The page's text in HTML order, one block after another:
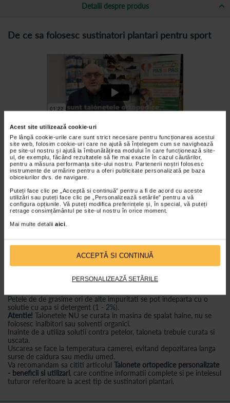
Acest site utilizează cookie-uri
Pe lângă cookie-urile care sunt strict necesare pentru funcționarea acestui
site web, folosim cookie-uri care ne ajută să înțelegem cum se navighează
pe site-ul nostru și ajută la îmbunătățirea modului în care funcționează site-
ul, de exemplu, făcând rezultatele să fie mai exacte în cazul căutărilor,
pentru a măsura performanța site-ului nostru. Partenerii noștri folosesc
instrumente de urmărire pentru a oferi publicitate personalizată pe baza
obiceiurilor dvs. de navigare.
Puteți face clic pe „Acceptă si continuă” pentru a fi de acord cu aceste
utilizări sau puteți face clic pe „Personalizează setările” pentru a vă
configura opțiunile. Vă puteți modifica preferințele și, în special, vă puteți
retrage consimțământul pe site-ul nostru în orice moment.
Mai multe detalii aici.
ACCEPTĂ SI CONTINUĂ
PERSONALIZEAZĂ SETĂRILE
Detalii despre produs
De ce sa folosesc sustinatori plantari pentru sport
Atunci cand alergam pe asfalt spre exemplu, punem o presiune
extraordinara pe articulatii, articulatia gleznei, cea a genunchiului
este si ea foarte expusa. Aceste branturi ortopedice fac ca sistemul
nostru articular sa nu fie afectat de contactul cu suprafata dura pe
care alergam.
Pentru cei care practica un sport in mod regulat sunt mai predispusi
la aparitia unor afectiuni precum fasceita plantara ori metatarsalgia.
Vezi in graficul de mai jos cu cat la suta se poate reduce vibratia in
timpul miscarii/ deplasarii, atunci cand folosimtalonete ortopedice
personalizatesau incaltaminte medicala:
Afla mai multeTalonetele personalizate: corecteaza afectiunile
ortopedice si ofera confort in timpul mersului
Utilizarea si intretinerea sustinatorului plantar
Petele de de grasime ori de alte impuritati se pot indeparta cu o
solutie cu apa si detergent (1 - 2%).
Atentie! Talonetele NU se curata in masina de spalat haine, nu se
folosesc inalbitori sau solventi organici.
Inainte de a utiliza solutii contra petelor, taloneta trebuie curata si
uscata.
Uscarea se face la temperatura camerei, evitand depozitarea langa
surse de caldura sau mediu umed.
Va recomandam sa cititi articolul Talonete ortopedice personalizate
- beneficii si utilizari, care contine informatii complete si pe intelesul
tuturor referitoare la acest tip de sustinatori plantari.